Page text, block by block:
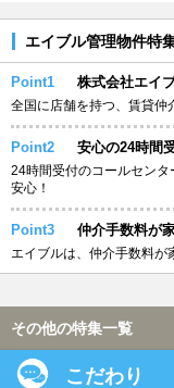
エイブル管理物件特
Point1 株式会社エイ
全国に店舗を持つ、賃貸仲
Point2 安心の24時間
24時間受付のコールセンタ
安心！
Point3 仲介手数料が
エイブルは、仲介手数料が
その他の特集一覧
こだわり